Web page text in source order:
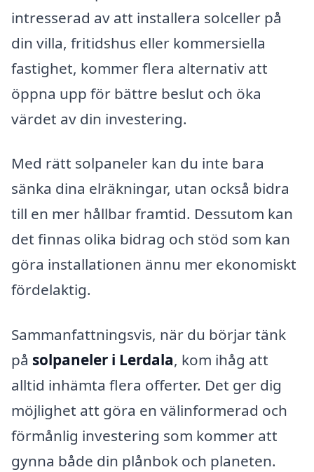
intresserad av att installera solceller på
din villa, fritidshus eller kommersiella
fastighet, kommer flera alternativ att
öppna upp för bättre beslut och öka
värdet av din investering.
Med rätt solpaneler kan du inte bara
sänka dina elräkningar, utan också bidra
till en mer hållbar framtid. Dessutom kan
det finnas olika bidrag och stöd som kan
göra installationen ännu mer ekonomiskt
fördelaktig.
Sammanfattningsvis, när du börjar tänk
på solpaneler i Lerdala, kom ihåg att
alltid inhämta flera offerter. Det ger dig
möjlighet att göra en välinformerad och
förmånlig investering som kommer att
gynna både din plånbok och planeten.